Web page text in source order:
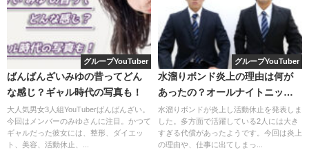
個人的に大好きな動画です！
もう何度見たことか…。これまた文系、理系にわかれて30
分間でにんにくをたくさん食べた方が勝ち！という動画で
す♪
そこそこなのが、 としみつ 。てつやも最近は成長してそこ
そこできるようになっている気がします♪
料理ができない、ダークマターを生み出してしまうのがし
ばゆーであることがわかりました！
東海オンエアの料理動画はどれも中毒性があり、何度も繰
り返して見てしまいます！
グループYouTuber
ばんばんざいみゆの昔ってどん
な感じ？ギャル時代の写真も！
大人気男女3人組YouTuberばんばんざい。
今回はメンバーのみゆさんに注目。かつて
ギャルだった彼女には、整形、ダイエッ
ト、美容、活動休止、...
グループYouTuber
水溜りボンド炎上の理由は何が
あったの？オールナイトニッポ
ンはどうなった？
水溜りボンドが炎上し活動休止を発表しま
した。多方面で活躍している2人には大き
すぎる代償があったようです。今回は炎上
の理由や、仕事に出てしまっ...